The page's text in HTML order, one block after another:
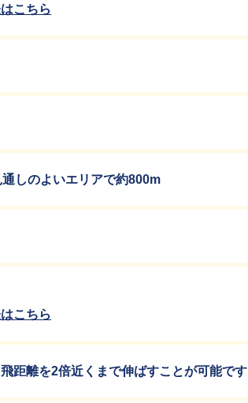
こちら
しのよいエリアで約800m
こちら
離を2倍近くまで伸ばすことが可能です